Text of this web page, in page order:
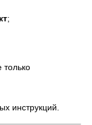
;
только
инструкций.